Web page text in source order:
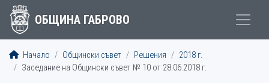
ОБЩИНА ГАБРОВО
Начало Общински съвет Решения
2018 г.
Заседание на Общински съвет № 10 от 28.06.2018 г.